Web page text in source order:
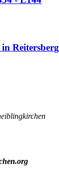
Reitersberg